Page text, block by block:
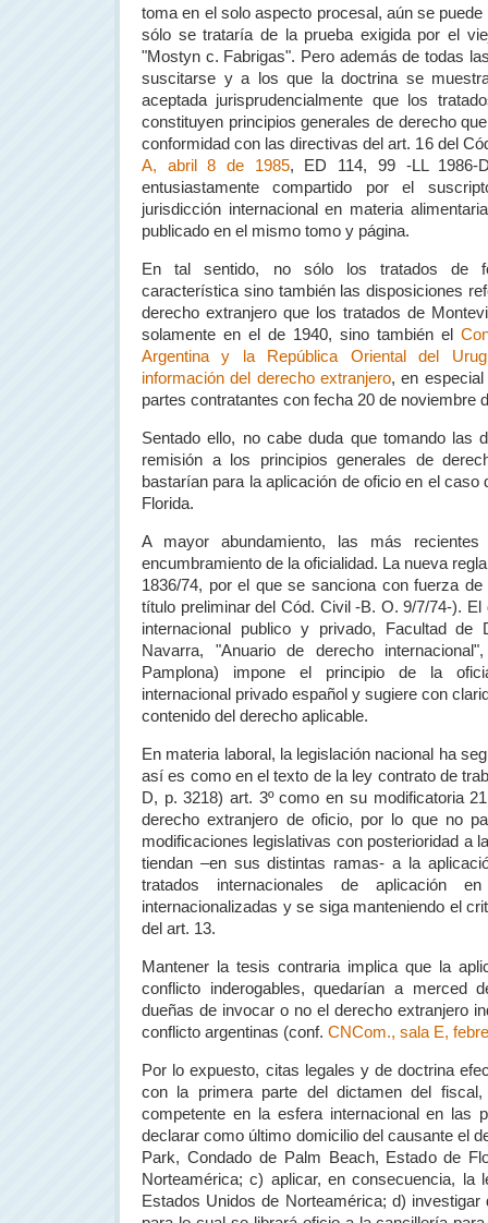
toma en el solo aspecto procesal, aún se
sólo se trataría de la prueba exigida por el
"Mostyn c. Fabrigas". Pero además de todas
suscitarse y a los que la doctrina se
aceptada jurisprudencialmente que los
constituyen principios generales de derecho
conformidad con las directivas del art. 16 del
A, abril 8 de 1985, ED 114, 99 -LL 1986-
entusiastamente compartido por el
jurisdicción internacional en materia
publicado en el mismo tomo y página.
En tal sentido, no sólo los tratados de
característica sino también las disposiciones
derecho extranjero que los tratados de
solamente en el de 1940, sino también el
Argentina y la República Oriental
del
información del derecho extranjero, en
partes contratantes con fecha 20 de noviembre
Sentado ello, no cabe duda que tomando las
remisión a los principios generales de
bastarían para la aplicación de oficio en el caso
Florida.
A mayor abundamiento, las más recientes
encumbramiento de la oficialidad. La nueva
1836/74, por el que se sanciona con fuerza
título preliminar del Cód. Civil -B. O. 9/7/74-). El
internacional publico y privado, Facultad de
Navarra, "Anuario de derecho
Pamplona) impone el principio de la
internacional privado español y sugiere con
contenido del derecho aplicable.
En materia laboral, la legislación nacional ha
así es como en el texto de la ley contrato de
D, p. 3218) art. 3º como en su modificatoria
derecho extranjero de oficio, por lo que no
modificaciones legislativas con posterioridad a
tiendan –en sus distintas ramas- a la
tratados internacionales de aplicación
internacionalizadas y se siga manteniendo el
del art. 13.
Mantener la tesis contraria implica que la
conflicto inderogables, quedarían a merced
dueñas de invocar o no el derecho extranjero
conflicto argentinas (conf. CNCom., sala E,
Por lo expuesto, citas legales y de doctrina
con la primera parte del dictamen del fiscal,
competente en la esfera internacional en las
declarar como último domicilio del causante el
Park, Condado de Palm Beach, Estado de
Norteamérica; c) aplicar, en consecuencia, la
Estados Unidos de Norteamérica; d) investigar